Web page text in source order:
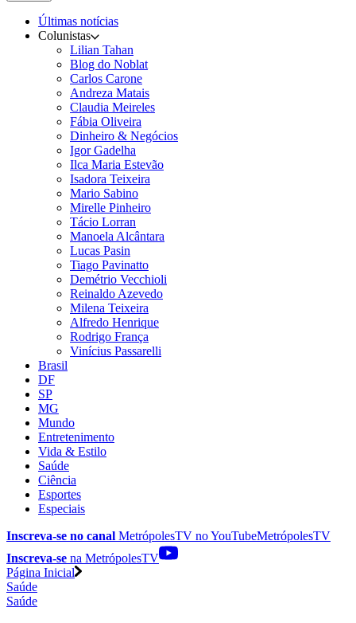
Últimas notícias
Colunistas
Lilian Tahan
Blog do Noblat
Carlos Carone
Andreza Matais
Claudia Meireles
Fábia Oliveira
Dinheiro & Negócios
Igor Gadelha
Ilca Maria Estevão
Isadora Teixeira
Mario Sabino
Mirelle Pinheiro
Tácio Lorran
Manoela Alcântara
Lucas Pasin
Tiago Pavinatto
Demétrio Vecchioli
Reinaldo Azevedo
Milena Teixeira
Alfredo Henrique
Rodrigo França
Vinícius Passarelli
Brasil
DF
SP
MG
Mundo
Entretenimento
Vida & Estilo
Saúde
Ciência
Esportes
Especiais
Inscreva-se no canal MetrópolesTV noYouTubeMetrópolesTV
Inscreva-se na MetrópolesTV
Página Inicial
Saúde
Saúde